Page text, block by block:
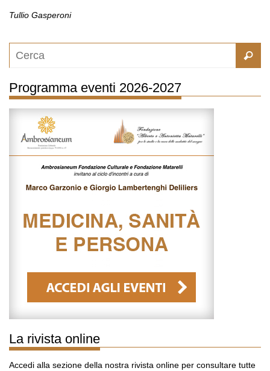
Tullio Gasperoni
Programma eventi 2026-2027
La rivista online
Accedi alla sezione della nostra rivista online per consultare tutte